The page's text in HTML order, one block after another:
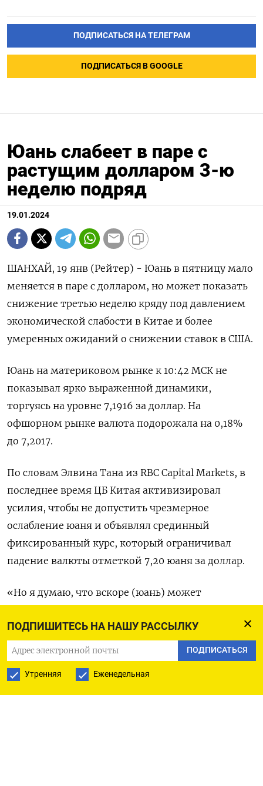
ПОДПИШИТЕСЬ НА НАШУ РАССЫЛКУ
ПОДПИСАТЬСЯ
Утренняя Еженедельная
ПОДПИСАТЬСЯ НА ТЕЛЕГРАМ
ПОДПИСАТЬСЯ В GOOGLE
Юань слабеет в паре с
растущим долларом 3-ю
неделю подряд
19.01.2024
ШАНХАЙ, 19 янв (Рейтер) - Юань в пятницу мало
меняется в паре с долларом, но может показать
снижение третью неделю кряду под давлением
экономической слабости в Китае и более
умеренных ожиданий о снижении ставок в США.
Юань на материковом рынке к 10:42 МСК не
показывал ярко выраженной динамики,
торгуясь на уровне 7,1916​ за доллар. На
офшорном рынке валюта подорожала на 0,18%
до 7,2017.
По словам Элвина Тана из RBC Capital Markets, в
последнее время ЦБ Китая активизировал
усилия, чтобы не допустить чрезмерное
ослабление юаня и объявлял срединный
фиксированный курс, который ограничивал
падение валюты отметкой 7,20 юаня за доллар.
«Но я думаю, что вскоре (юань) может
С начала недели юань потерял в стоимости
примерно 0,4% по отношению к доллару и
может завершить в минусе уже третью неделю
подряд.